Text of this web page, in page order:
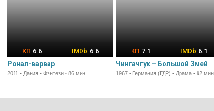
6.6 6.6
Ронал-варвар
2011 • Дания • Фэнтези • 86 мин.
7.1 6.1
Чингачгук – Большой Змей
1967 • Германия (ГДР) • Драма • 92 мин.